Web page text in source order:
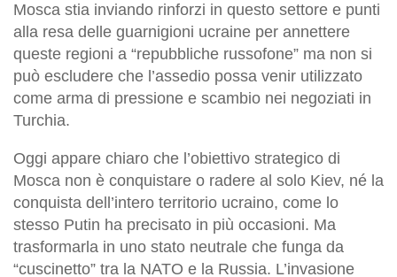
Mosca stia inviando rinforzi in questo settore e punti
alla resa delle guarnigioni ucraine per annettere
queste regioni a “repubbliche russofone” ma non si
può escludere che l’assedio possa venir utilizzato
come arma di pressione e scambio nei negoziati in
Turchia.
Oggi appare chiaro che l’obiettivo strategico di
Mosca non è conquistare o radere al solo Kiev, né la
conquista dell’intero territorio ucraino, come lo
stesso Putin ha precisato in più occasioni. Ma
trasformarla in uno stato neutrale che funga da
“cuscinetto” tra la NATO e la Russia. L’invasione